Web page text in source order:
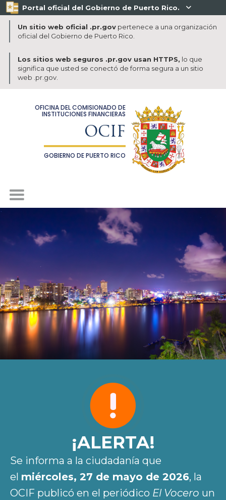
Portal oficial del Gobierno de Puerto Rico. 
Un sitio web oficial .pr.govpertenece a una organización
oficial del Gobierno de Puerto Rico.
Los sitios web seguros .pr.gov usan HTTPS, lo que
significa que usted se conectó de forma segura a un sitio
web .pr.gov.
OFICINA DEL COMISIONADO DE
INSTITUCIONES FINANCIERAS
OCIF
GOBIERNO DE PUERTO RICO
¡ALERTA!
Se informa a la ciudadanía que
el miércoles, 27 de mayo de 2026, la
OCIF publicó en el periódico El Vocero un